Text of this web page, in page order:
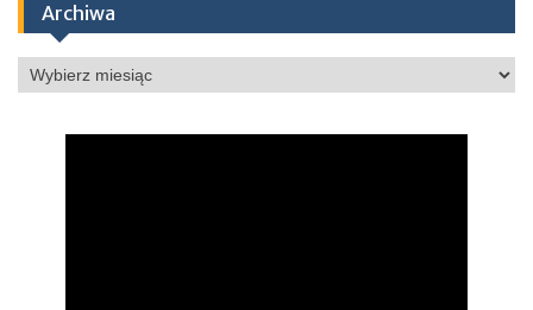
Archiwa
Archiwa